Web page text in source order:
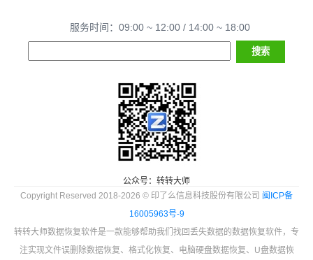
服务时间：09:00 ~ 12:00 / 14:00 ~ 18:00
公众号：转转大师
Copyright Reserved 2018-2026 © 印了么信息科技股份有限公司 闽ICP备
16005963号-9
转转大师数据恢复软件是一款能够帮助我们找回丢失数据的数据恢复软件，专
注实现文件误删除数据恢复、格式化恢复、电脑硬盘数据恢复、U盘数据恢